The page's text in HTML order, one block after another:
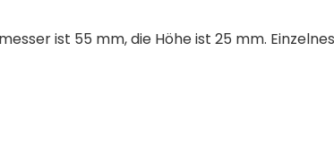
ist 55 mm, die Höhe ist 25 mm.